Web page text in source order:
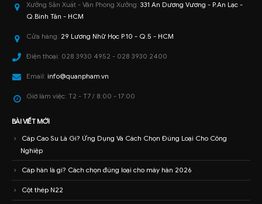
Xưởng Sản Xuất - Văn Phòng Xưởng: 331 An Dương Vương - P.An Lạc -
Q.Bình Tân - HCM
Cửa hàng: 29 Lương Nhữ Học P.10 - Q.5 - HCM
Điện thoại: 028 3930 4952 - 028 3930 2400
Email: info@quanpham.vn
Giờ làm việc: T2 - T7 / 8:00 - 17:00
BÀI VIẾT MỚI
Cáp Cao Su Là Gì? Ứng Dụng Và Cách Chọn Đúng Loại Cho Công
Nghiệp
Cáp hàn là gì? Cách chọn đúng loại cho máy hàn 2026
Cột thép N22